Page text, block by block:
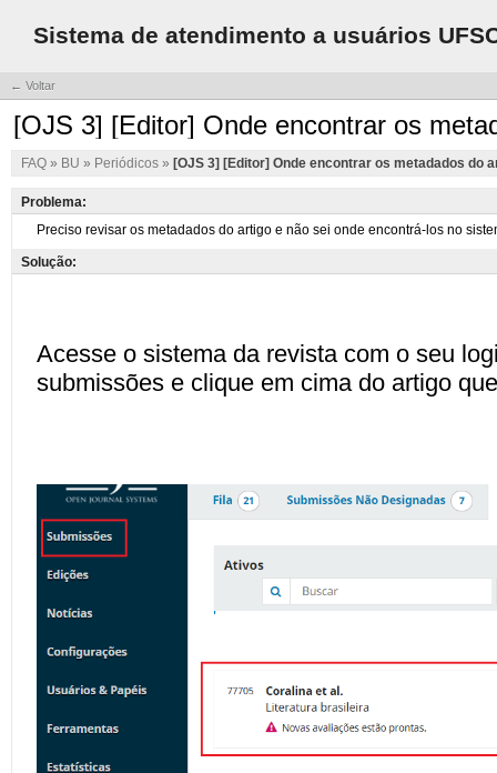
Sistema de atendimento a usuários
← Voltar
[OJS 3] [Editor] Onde encontrar os
FAQ » BU » Periódicos » [OJS 3] [Editor] Onde encontrar os metadados do
Problema:
Solução: